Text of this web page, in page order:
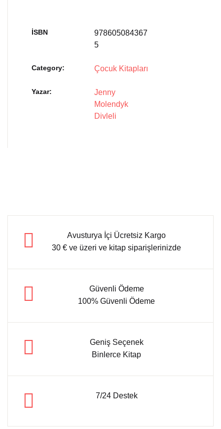
İSBN
978605084367
5
Category: Çocuk Kitapları
Yazar
Jenny
Molendyk
Divleli
Avusturya İçi Ücretsiz Kargo
30 € ve üzeri ve kitap siparişlerinizde
Güvenli Ödeme
100% Güvenli Ödeme
Geniş Seçenek
Binlerce Kitap
7/24 Destek